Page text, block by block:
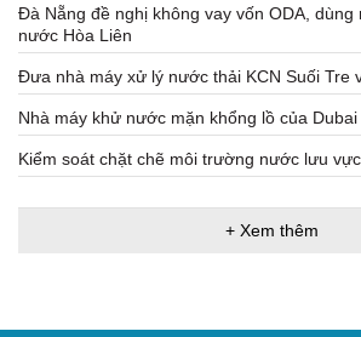
Đà Nẵng đề nghị không vay vốn ODA, dùng
nước Hòa Liên
Đưa nhà máy xử lý nước thải KCN Suối Tre
Nhà máy khử nước mặn khổng lồ của Dubai
Kiểm soát chặt chẽ môi trường nước lưu
+ Xem thêm